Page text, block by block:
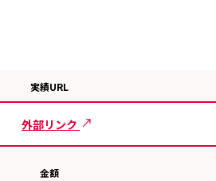
実績URL
外部リンク
金額